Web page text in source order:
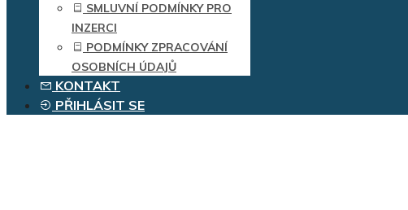
SMLUVNÍ PODMÍNKY PRO
INZERCI
PODMÍNKY ZPRACOVÁNÍ
OSOBNÍCH ÚDAJŮ
KONTAKT
PŘIHLÁSIT SE